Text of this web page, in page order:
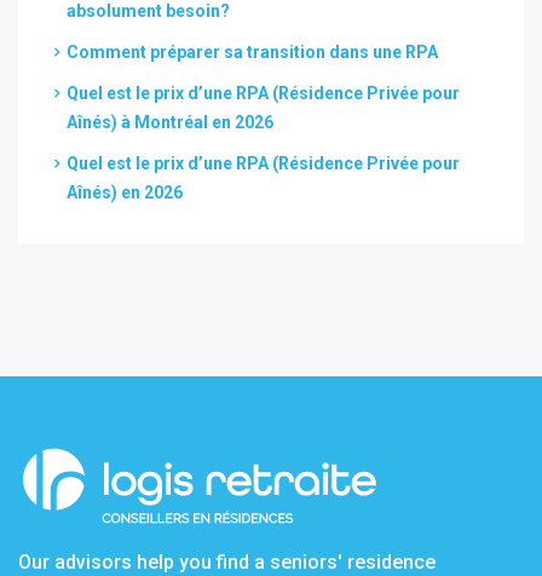
absolument besoin?
Comment préparer sa transition dans une RPA
Quel est le prix d’une RPA (Résidence Privée pour
Aînés) à Montréal en 2026
Quel est le prix d’une RPA (Résidence Privée pour
Aînés) en 2026
Our advisors help you find a seniors' residence